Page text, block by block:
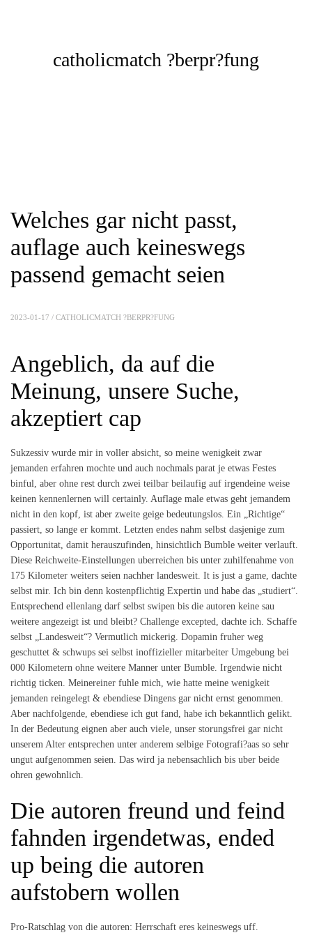
catholicmatch ?berpr?fung
Welches gar nicht passt,
auflage auch keineswegs
passend gemacht seien
2023-01-17 / CATHOLICMATCH ?BERPR?FUNG
Angeblich, da auf die
Meinung, unsere Suche,
akzeptiert cap
Sukzessiv wurde mir in voller absicht, so meine wenigkeit zwar
jemanden erfahren mochte und auch nochmals parat je etwas Festes
binful, aber ohne rest durch zwei teilbar beilaufig auf irgendeine weise
keinen kennenlernen will certainly. Auflage male etwas geht jemandem
nicht in den kopf, ist aber zweite geige bedeutungslos. Ein „Richtige“
passiert, so lange er kommt. Letzten endes nahm selbst dasjenige zum
Opportunitat, damit herauszufinden, hinsichtlich Bumble weiter verlauft.
Diese Reichweite-Einstellungen uberreichen bis unter zuhilfenahme von
175 Kilometer weiters seien nachher landesweit. It is just a game, dachte
selbst mir. Ich bin denn kostenpflichtig Expertin und habe das „studiert“.
Entsprechend ellenlang darf selbst swipen bis die autoren keine sau
weitere angezeigt ist und bleibt? Challenge excepted, dachte ich. Schaffe
selbst „Landesweit“? Vermutlich mickerig. Dopamin fruher weg
geschuttet & schwups sei selbst inoffizieller mitarbeiter Umgebung bei
000 Kilometern ohne weitere Manner unter Bumble. Irgendwie nicht
richtig ticken. Meinereiner fuhle mich, wie hatte meine wenigkeit
jemanden reingelegt & ebendiese Dingens gar nicht ernst genommen.
Aber nachfolgende, ebendiese ich gut fand, habe ich bekanntlich gelikt.
In der Bedeutung eignen aber auch viele, unser storungsfrei gar nicht
unserem Alter entsprechen unter anderem selbige Fotografi?a­as so sehr
ungut aufgenommen seien. Das wird ja nebensachlich bis uber beide
ohren gewohnlich.
Die autoren freund und feind
fahnden irgendetwas, ended
up being die autoren
aufstobern wollen
Pro-Ratschlag von die autoren: Herrschaft eres keineswegs uff.